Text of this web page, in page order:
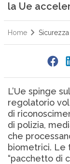
la Ue
Home
L’Ue spinge
regolatorio
di
di polizia,
che
biometrici. Le
“pacchetto di